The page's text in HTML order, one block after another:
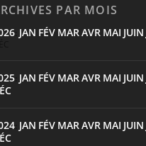
PAR MOIS
: JAN FÉV MARAVR MAI JUIN
: JAN FÉV MARAVR MAI JUIN
: JAN FÉV MARAVR MAI JUIN